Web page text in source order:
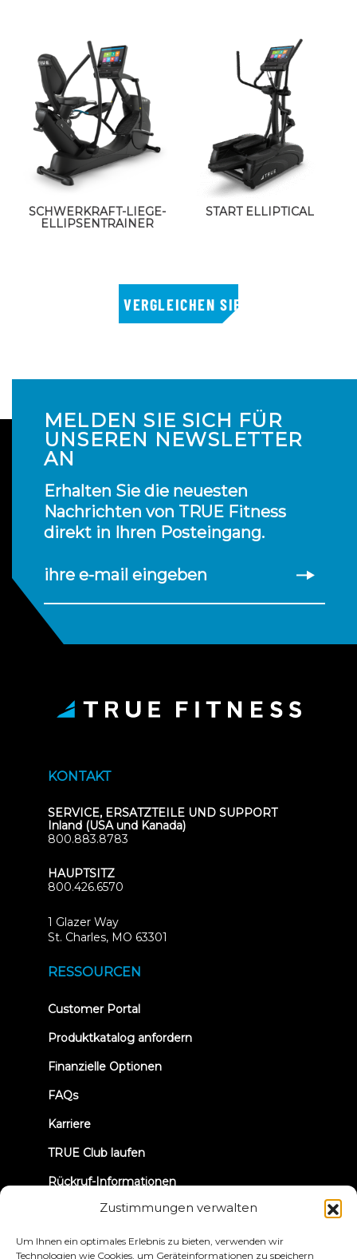
Zustimmungen verwalten
Um Ihnen ein optimales Erlebnis zu bieten, verwenden wir
Technologien wie Cookies, um Geräteinformationen zu speichern
SCHWERKRAFT-LIEGE-
ELLIPSENTRAINER
START ELLIPTICAL
MELDEN SIE SICH FÜR
UNSEREN NEWSLETTER
AN
Erhalten Sie die neuesten
Nachrichten von TRUE Fitness
direkt in Ihren Posteingang.
ihre e-mail eingeben
KONTAKT
SERVICE, ERSATZTEILE UND SUPPORT
Inland (USA und Kanada)
800.883.8783
HAUPTSITZ
800.426.6570
1 Glazer Way
St. Charles, MO 63301
RESSOURCEN
Customer Portal(opens
new
Produktkatalog anfordern
Finanzielle Optionen
FAQs
Karriere
TRUE Club laufen
Rückruf-Informationen